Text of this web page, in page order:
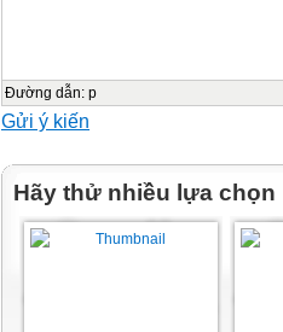
Đường dẫn: p
Gửi ý kiến
Hãy thử nhiều lựa chọn